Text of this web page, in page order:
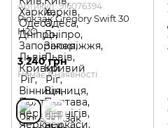
Артикул: 916076394
Рюкзак Gregory Swift 30
H2O
3 240 грн
Немає в наявності